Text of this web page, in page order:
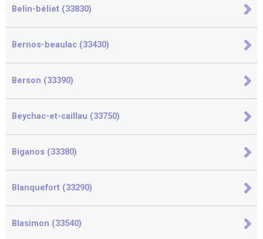
Belin-béliet (33830)
Bernos-beaulac (33430)
Berson (33390)
Beychac-et-caillau (33750)
Biganos (33380)
Blanquefort (33290)
Blasimon (33540)